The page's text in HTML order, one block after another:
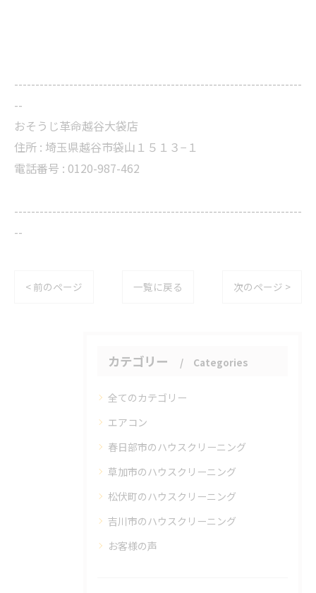
--------------------------------------------------------------------
--
おそうじ革命越谷大袋店
住所 : 埼玉県越谷市袋山１５１３−１
電話番号 : 0120-987-462
--------------------------------------------------------------------
--
< 前のページ 一覧に戻る 次のページ >
カテゴリー Categories
全てのカテゴリー
エアコン
春日部市のハウスクリーニング
草加市のハウスクリーニング
松伏町のハウスクリーニング
吉川市のハウスクリーニング
お客様の声